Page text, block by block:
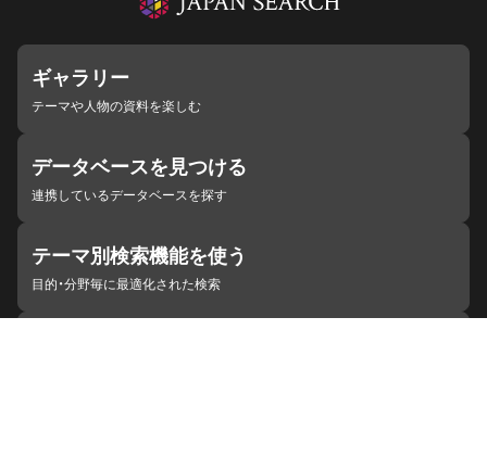
ギャラリー
テーマや人物の資料を楽しむ
データベースを見つける
連携しているデータベースを探す
テーマ別検索機能を使う
目的・分野毎に最適化された検索